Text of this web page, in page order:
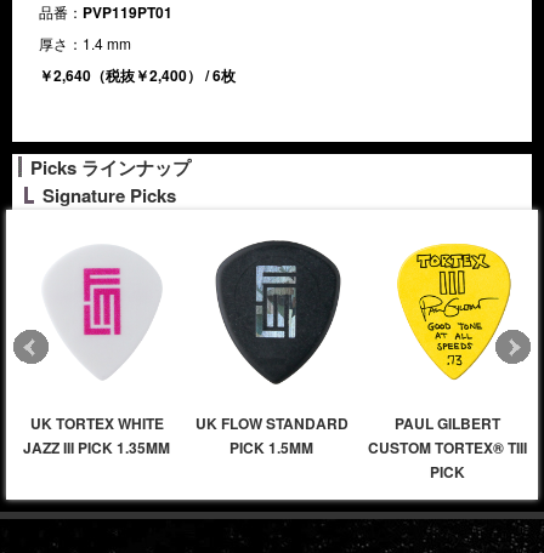
品番： PVP119PT01
厚さ：1.4 mm
￥2,640（税抜￥2,400） / 6枚
Picks ラインナップ
Signature Picks
UK TORTEX WHITE
JAZZ III PICK 1.35MM
UK FLOW STANDARD
PICK 1.5MM
PAUL GILBERT
CUSTOM TORTEX® TIII
PICK